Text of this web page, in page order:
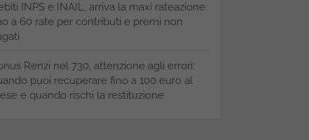
INPS e INAIL, arriva la maxi rateazione:
a 60 rate per contributi e premi non
Renzi nel 730, attenzione agli errori:
puoi recuperare fino a 100 euro al
e quando rischi la restituzione